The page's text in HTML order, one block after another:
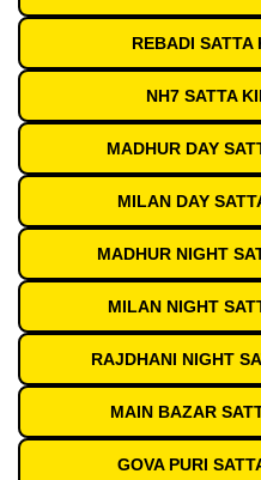
REBADI SATTA
NH7 SATTA
MADHUR DAY
MILAN DAY
MADHUR NIGHT
MILAN NIGHT
RAJDHANI NIGHT
MAIN BAZAR
GOVA PURI